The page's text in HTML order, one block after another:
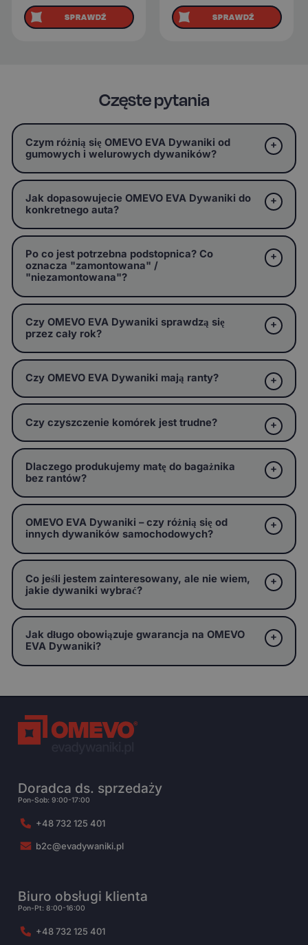
SPRAWDŹ SPRAWDŹ
Częste pytania
Czym różnią się OMEVO EVA Dywaniki od
gumowych i welurowych dywaników?
Jak dopasowujecie OMEVO EVA Dywaniki do
konkretnego auta?
Po co jest potrzebna podstopnica? Co
oznacza "zamontowana" /
"niezamontowana"?
Czy OMEVO EVA Dywaniki sprawdzą się
przez cały rok?
Czy OMEVO EVA Dywaniki mają ranty?
Czy czyszczenie komórek jest trudne?
Dlaczego produkujemy matę do bagażnika
bez rantów?
OMEVO EVA Dywaniki – czy różnią się od
innych dywaników samochodowych?
Co jeśli jestem zainteresowany, ale nie wiem,
jakie dywaniki wybrać?
Jak długo obowiązuje gwarancja na OMEVO
EVA Dywaniki?
Doradca ds. sprzedaży
Pon-Sob: 9:00-17:00
+48 732 125 401
b2c@evadywaniki.pl
Biuro obsługi klienta
Pon-Pt: 8:00-16:00
+48 732 125 401